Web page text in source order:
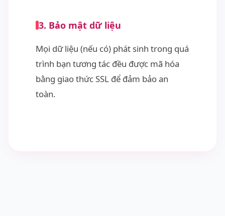
3. Bảo mật dữ liệu
Mọi dữ liệu (nếu có) phát sinh trong quá
trình bạn tương tác đều được mã hóa
bằng giao thức SSL để đảm bảo an
toàn.